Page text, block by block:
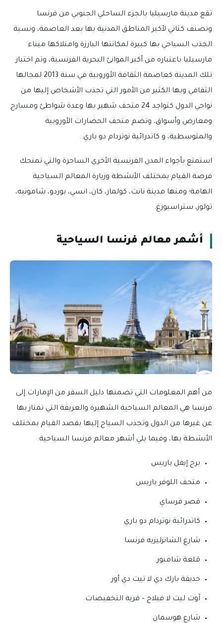
تقع مدينة مارسيليا بالجزء الساحلي الجنوبي من فرنسا
وتصنف كثاني لأكبر المناطق المدنية بها بعد العاصمة، ونسبة
الجذب السياحي بها كبيرة لمكانتها البارزة وامتلاكها ميناء
مارسيليا باعتباره من أكبر الموانئ البحرية الفرنسية، وتم اختيار
تلك المدينة كعاصمة الثقافة الأوروبية في سنة 2013 لمجالها
الثقافي وبها الكثير من الأمور التي تجذب الأشخاص إليها من
نواحي الدول كتواجد 24 متحف شهير بها وعدة شواطئ ومسارح
ومعارض وأسواق، وتضم متحف الحضارات الأوروبية
والمتوسطية، و كاتدرائية نوتردام دو باري.
استمتع بأجواء المدن الفرنسية الأخرى الساحرة والتي تمنحك
فرصة القيام بمختلف الأنشطة وزيارة المعالم السياحية
الهامة؛ ومنها مدينة نانت، كولمار، كان، انسي، بوردو، شامونيه،
تولوز، ستراسبورغ.
أشهر معالم فرنسا السياحية
من أهم المعلومات التي تضمنها دليل السفر من الإمارات إلى
فرنسا هي المعالم السياحية الشهيرة والعريقة التي تمتاز بها
عن غيرها من الدول وتجذب السياح إليها بقصد القيام بمختلف
الأنشطة بها، وفيما يلي أشهر معالم فرنسا السياحية:
برج إيفل باريس
متحف اللوفر باريس
قصر فرساي
كاتدرائية نوتردام دو باري
شارع الشانزليزيه فرنسا
قلعة شامبور
حديقة بارك دي لا تيت دي أور
آوت ليت لا فيلاج – قرية التخفيضات
شارع هوسمان